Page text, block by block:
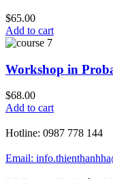
$65.00
Add to cart
Workshop in
$68.00
Add to cart
Hotline: 0987 778 144
Email: